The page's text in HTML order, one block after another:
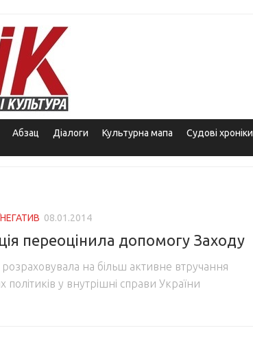
Абзац Діалоги Культурна мапа Судові хроніки
08.01.2014
переоцінила допомогу Заходу
розраховувала на більш активне втручання
політиків у внутрішні справи України